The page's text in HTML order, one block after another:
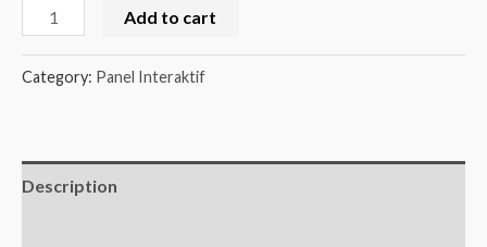
Interaktif
Panel
55"
quantity
Add to cart
Category: Panel Interaktif
Description